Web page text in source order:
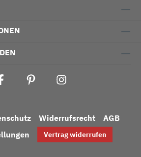
Widerrufsrecht
AGB
Vertrag widerrufen